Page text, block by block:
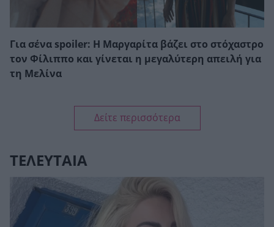
Για σένα spoiler: Η Μαργαρίτα βάζει στο στόχαστρο
τον Φίλιππο και γίνεται η μεγαλύτερη απειλή για
τη Μελίνα
Δείτε περισσότερα
ΤΕΛΕΥΤΑΙΑ